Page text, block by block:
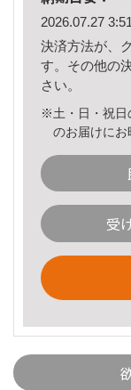
2026.07.27
決済方法が、
す。その他の
さい。
※土・日・祝日
のお届けにお
受